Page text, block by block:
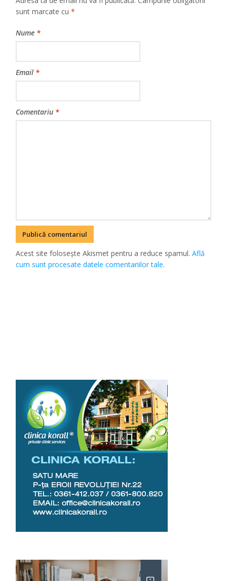
sunt marcate cu*
Nume *
Email *
Comentariu *
Acest site folosește Akismet pentru a reduce spamul.Află
cum sunt procesate datele comentariilor tale.